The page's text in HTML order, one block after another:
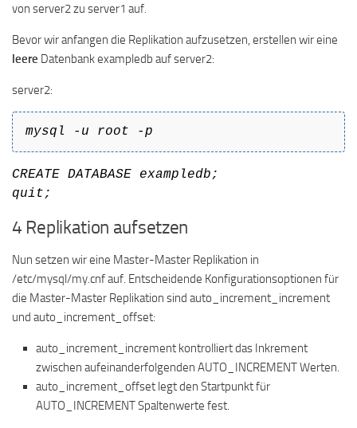
von server2 zu server1 auf.
Bevor wir anfangen die Replikation aufzusetzen, erstellen wir eine
leere Datenbank exampledb auf server2:
server2:
mysql -u root -p
CREATE DATABASE exampledb;
quit;
4 Replikation aufsetzen
Nun setzen wir eine Master-Master Replikation in
/etc/mysql/my.cnf auf. Entscheidende Konfigurationsoptionen für
die Master-Master Replikation sind auto_increment_increment
und auto_increment_offset:
auto_increment_increment kontrolliert das Inkrement
zwischen aufeinanderfolgenden AUTO_INCREMENT Werten.
auto_increment_offset legt den Startpunkt für
AUTO_INCREMENT Spaltenwerte fest.